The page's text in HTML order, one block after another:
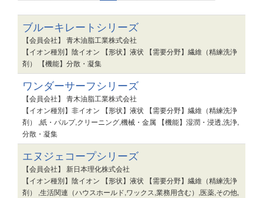
ブルーキレートシリーズ
【会員会社】 青木油脂工業株式会社
【イオン種別】陰イオン 【形状】液状 【需要分野】繊維（精練洗浄
剤） 【機能】分散・凝集
ワンダーサーフシリーズ
【会員会社】 青木油脂工業株式会社
【イオン種別】非イオン 【形状】液状 【需要分野】繊維（精練洗浄
剤） ,紙・パルプ,クリーニング,機械・金属 【機能】湿潤・浸透,洗浄,
分散・凝集
エヌジェコープシリーズ
【会員会社】 新日本理化株式会社
【イオン種別】陰イオン 【形状】液状 【需要分野】繊維（精練洗浄
剤） ,生活関連（ハウスホールド,ワックス,業務用含む）,医薬,その他,